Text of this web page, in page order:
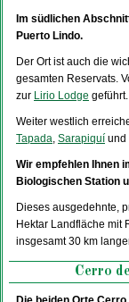
Im südlichen
Puerto Lindo.
Der Ort ist auch die
gesamten Reservats.
zur Lirio Lodge geführt.
Weiter westlich
Tapada, Sarapiquí und
Wir empfehlen Ihnen
Biologischen Station
Dieses ausgedehnte,
Hektar Landfläche mit
insgesamt 30 km
Cerro